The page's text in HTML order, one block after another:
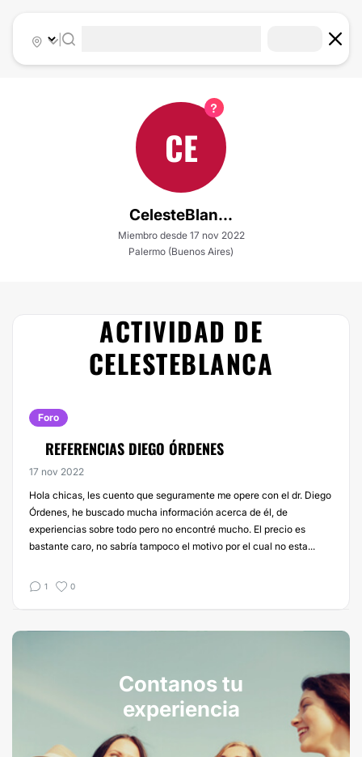
|
CE
CelesteBlan...
Miembro desde 17 nov 2022
Palermo (Buenos Aires)
ACTIVIDAD DE
CELESTEBLANCA
Foro
REFERENCIAS DIEGO ÓRDENES
17 nov 2022
Hola chicas, les cuento que seguramente me opere con el dr. Diego
Órdenes, he buscado mucha información acerca de él, de
experiencias sobre todo pero no encontré mucho. El precio es
bastante caro, no sabría tampoco el motivo por el cual no esta...
1 0
Contanos tu
experiencia